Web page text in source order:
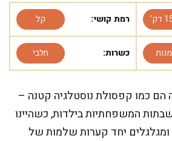
רמת קושי: קל
כשרות: חלבי
הם כמו קפסולת נוסטלגיה קטנה –
המשפחתיות בילדות, כשהיינו
ומגלגלים יחד קערות שלמות של